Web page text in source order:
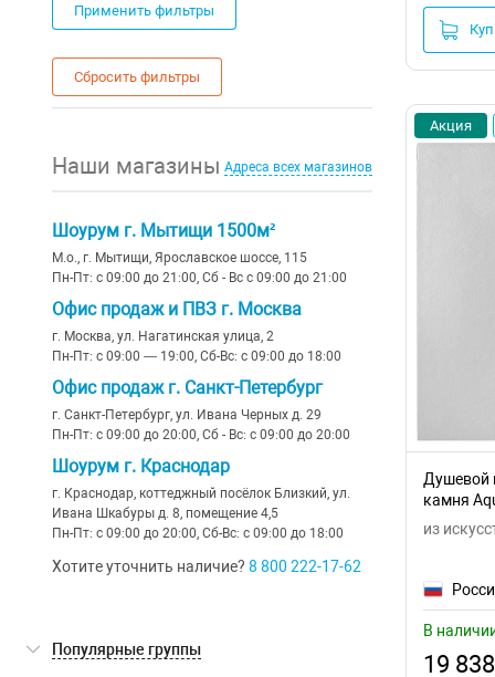
серый(8)
Применить фильтры
Сбросить фильтры
Наши магазины Адреса всех магазинов
Шоурум г. Мытищи 1500м²
М.о., г. Мытищи, Ярославское шоссе, 115
Пн-Пт: с 09:00 до 21:00, Сб - Вс с 09:00 до 21:00
Офис продаж и ПВЗ г. Москва
г. Москва, ул. Нагатинская улица, 2
Пн-Пт: с 09:00 — 19:00, Сб-Вс: с 09:00 до 18:00
Офис продаж г. Санкт-Петербург
г. Санкт-Петербург, ул. Ивана Черных д. 29
Пн-Пт: с 09:00 до 20:00, Сб - Вс: с 09:00 до 20:00
Шоурум г. Краснодар
г. Краснодар, коттеджный посёлок Близкий, ул.
Ивана Шкабуры д. 8, помещение 4,5
Пн-Пт: с 09:00 до 20:00, Сб-Вс: с 09:00 до 18:00
Хотите уточнить наличие? 8 800 222-17-62
Популярные группы
Акция
Душевой
камня
из
В
19